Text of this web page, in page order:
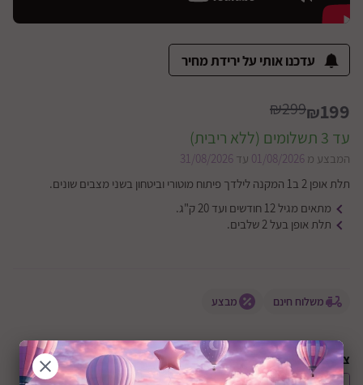
עדכנו אותי על ירידת מחיר
₪199
₪299
עד 3 תשלומים (ללא ריבית)
המבצע מ 01/08/2026 עד 31/08/2026
תלת אופן 2 ב1 המקנה לילדך פיתוח מוטורי וביטחון בשני מצבים שונים.
מתאים מגיל 12 חודשים ועד 20 ק"ג.
תלת אופן בעל 2 שלבים.
משלוח חינם מבצע
צבע התלת אופן: